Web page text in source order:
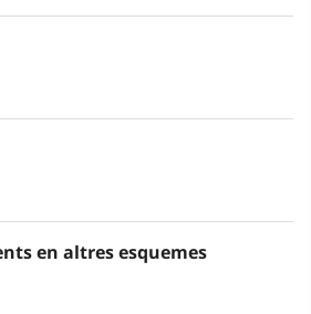
en altres esquemes